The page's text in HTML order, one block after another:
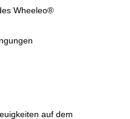
Wheeleo®
auf dem